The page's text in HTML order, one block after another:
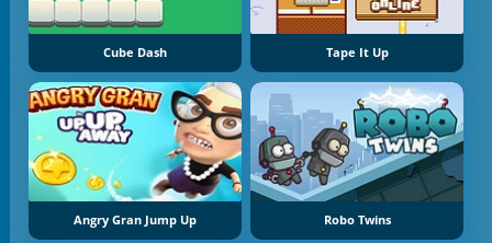
Cube Dash Tape It Up
Angry Gran Jump Up Robo Twins